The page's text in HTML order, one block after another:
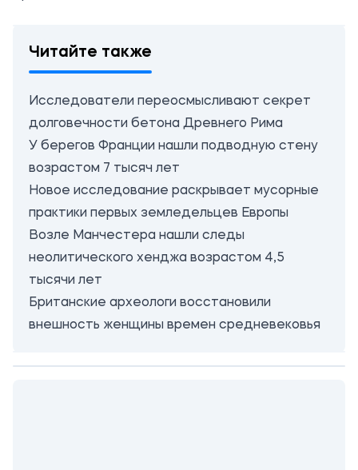
Читайте также
Исследователи переосмысливают секрет
долговечности бетона Древнего Рима
У берегов Франции нашли подводную стену
возрастом 7 тысяч лет
Новое исследование раскрывает мусорные
практики первых земледельцев Европы
Возле Манчестера нашли следы
неолитического хенджа возрастом 4,5
тысячи лет
Британские археологи восстановили
внешность женщины времен средневековья